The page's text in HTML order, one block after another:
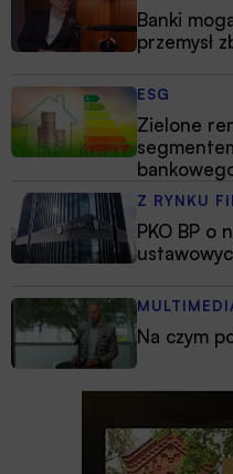
Banki
przemysł
ESG
Zielone
Z RYNKU
PKO BP o
Na czym